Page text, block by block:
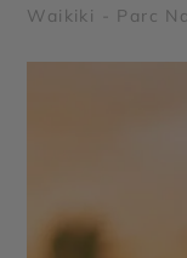
Waikiki - Parc
Harbor